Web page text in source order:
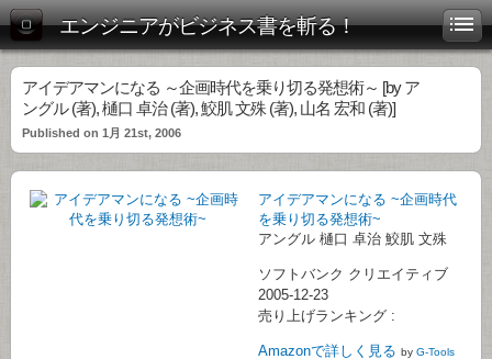
エンジニアがビジネス書を斬る！
アイデアマンになる ～企画時代を乗り切る発想術～ [by ア
ングル (著), 樋口 卓治 (著), 鮫肌 文殊 (著), 山名 宏和 (著)]
Published on 1月 21st, 2006
アイデアマンになる ~企画時代
を乗り切る発想術~
アングル 樋口 卓治 鮫肌 文殊
ソフトバンク クリエイティブ
2005-12-23
売り上げランキング :
Amazonで詳しく見る by G-Tools